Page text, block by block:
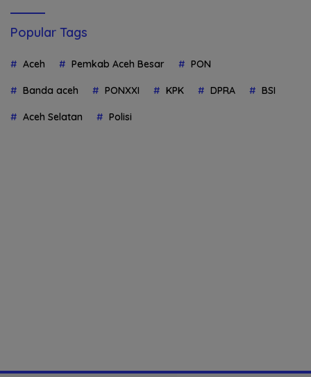
Popular Tags
Aceh Pemkab Aceh Besar PON
Banda aceh PONXXI KPK DPRA BSI
Aceh Selatan Polisi